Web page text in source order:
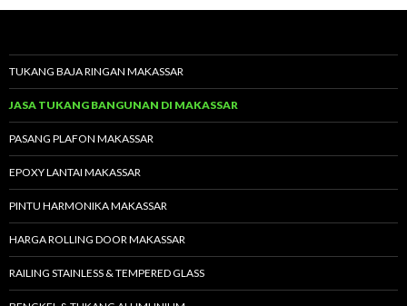
TUKANG BAJA RINGAN MAKASSAR
JASA TUKANG BANGUNAN DI MAKASSAR
PASANG PLAFON MAKASSAR
EPOXY LANTAI MAKASSAR
PINTU HARMONIKA MAKASSAR
HARGA ROLLING DOOR MAKASSAR
RAILING STAINLESS & TEMPERED GLASS